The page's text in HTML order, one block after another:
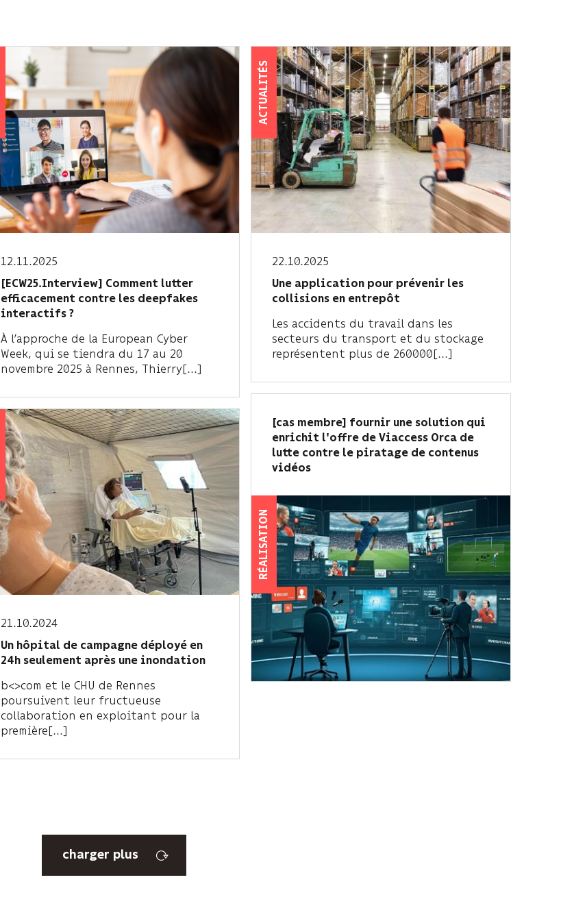
12.11.2025
[ECW25.Interview] Comment lutter
efficacement contre les deepfakes
interactifs ?
À l’approche de la European Cyber
Week, qui se tiendra du 17 au 20
novembre 2025 à Rennes, Thierry[...]
ACTUALITÉS
22.10.2025
Une application pour prévenir les
collisions en entrepôt
Les accidents du travail dans les
secteurs du transport et du stockage
représentent plus de 260000[...]
[cas membre] fournir une solution qui
enrichit l'offre de Viaccess Orca de
lutte contre le piratage de contenus
vidéos
RÉALISATION
21.10.2024
Un hôpital de campagne déployé en
24h seulement après une inondation
b<>com et le CHU de Rennes
poursuivent leur fructueuse
collaboration en exploitant pour la
première[...]
charger plus